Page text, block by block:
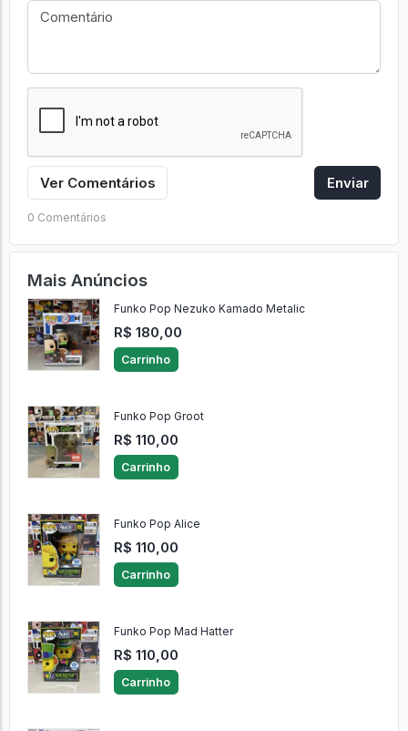
Ver Comentários Enviar
0 Comentários
Mais Anúncios
Funko Pop Nezuko Kamado Metalic
R$ 180,00
Carrinho
Funko Pop Groot
R$ 110,00
Carrinho
Funko Pop Alice
R$ 110,00
Carrinho
Funko Pop Mad Hatter
R$ 110,00
Carrinho